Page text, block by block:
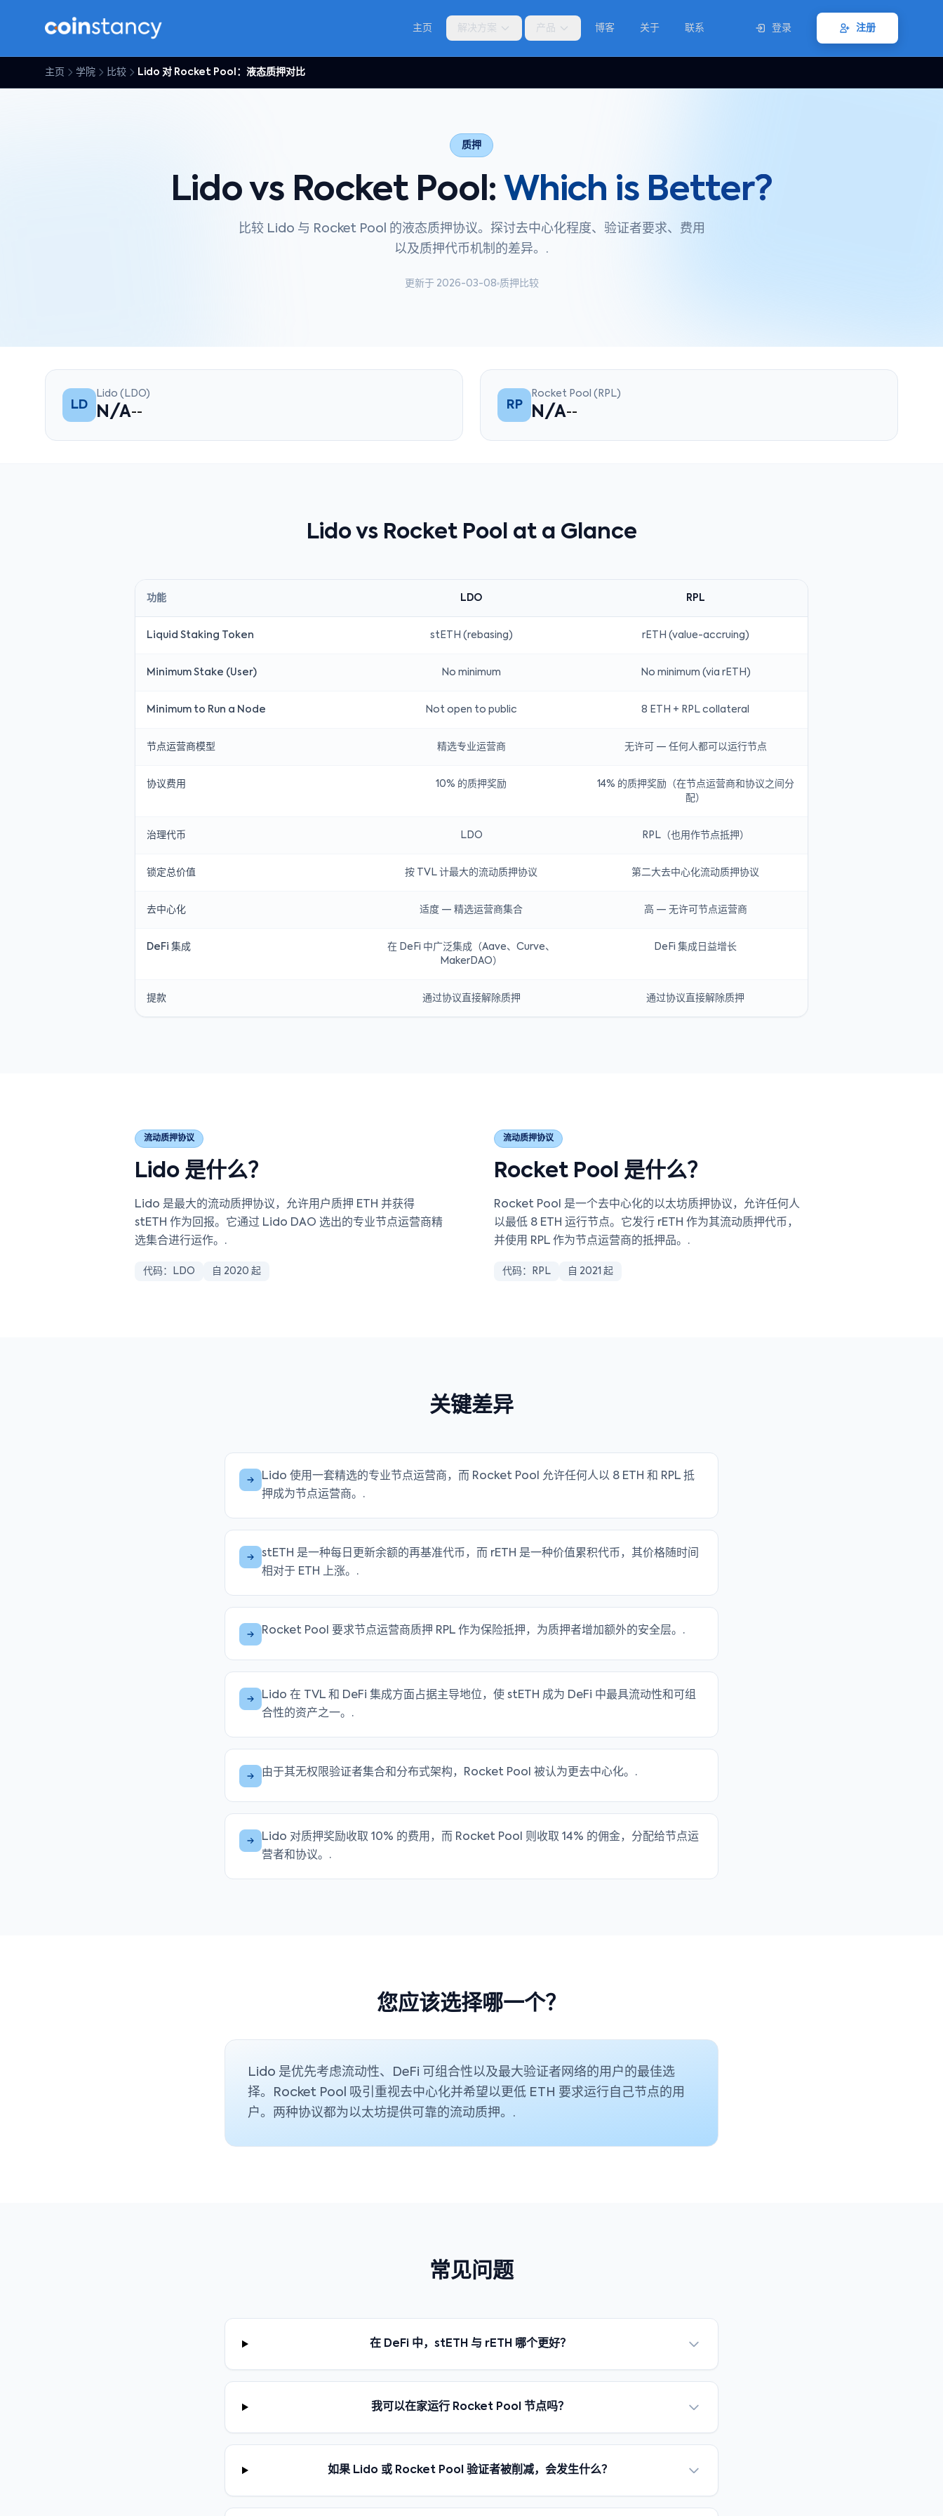
主页 解决方案 产品 博客 关于 联系 登录 注册
主页 学院 比较 Lido 对 Rocket Pool：液态质押对比
质押
Lido vs Rocket Pool: Which is Better?
比较 Lido 与 Rocket Pool 的液态质押协议。探讨去中心化程度、验证者要求、费用
以及质押代币机制的差异。.
更新于 2026-03-08 质押比较
LD
Lido (LDO)
N/A--
RP
Rocket Pool (RPL)
N/A--
Lido vs Rocket Pool at a Glance
功能 LDO RPL
Liquid Staking Token stETH (rebasing) rETH (value-accruing)
Minimum Stake (User) No minimum No minimum (via rETH)
Minimum to Run a Node Not open to public 8 ETH + RPL collateral
节点运营商模型 精选专业运营商 无许可 — 任何人都可以运行节点
协议费用 10% 的质押奖励
14% 的质押奖励（在节点运营商和协议之间分
配）
治理代币 LDO RPL（也用作节点抵押）
锁定总价值 按 TVL 计最大的流动质押协议 第二大去中心化流动质押协议
去中心化 适度 — 精选运营商集合 高 — 无许可节点运营商
DeFi 集成
在 DeFi 中广泛集成（Aave、Curve、
MakerDAO）
DeFi 集成日益增长
提款 通过协议直接解除质押 通过协议直接解除质押
流动质押协议
Lido 是什么？
Lido 是最大的流动质押协议，允许用户质押 ETH 并获得
stETH 作为回报。它通过 Lido DAO 选出的专业节点运营商精
选集合进行运作。.
代码：LDO 自 2020 起
流动质押协议
Rocket Pool 是什么？
Rocket Pool 是一个去中心化的以太坊质押协议，允许任何人
以最低 8 ETH 运行节点。它发行 rETH 作为其流动质押代币，
并使用 RPL 作为节点运营商的抵押品。.
代码：RPL 自 2021 起
关键差异
Lido 使用一套精选的专业节点运营商，而 Rocket Pool 允许任何人以 8 ETH 和 RPL 抵
押成为节点运营商。.
stETH 是一种每日更新余额的再基准代币，而 rETH 是一种价值累积代币，其价格随时间
相对于 ETH 上涨。.
Rocket Pool 要求节点运营商质押 RPL 作为保险抵押，为质押者增加额外的安全层。.
Lido 在 TVL 和 DeFi 集成方面占据主导地位，使 stETH 成为 DeFi 中最具流动性和可组
合性的资产之一。.
由于其无权限验证者集合和分布式架构，Rocket Pool 被认为更去中心化。.
Lido 对质押奖励收取 10% 的费用，而 Rocket Pool 则收取 14% 的佣金，分配给节点运
营者和协议。.
您应该选择哪一个？
Lido 是优先考虑流动性、DeFi 可组合性以及最大验证者网络的用户的最佳选
择。Rocket Pool 吸引重视去中心化并希望以更低 ETH 要求运行自己节点的用
户。两种协议都为以太坊提供可靠的流动质押。.
常见问题
在 DeFi 中，stETH 与 rETH 哪个更好？
我可以在家运行 Rocket Pool 节点吗？
如果 Lido 或 Rocket Pool 验证者被削减，会发生什么？